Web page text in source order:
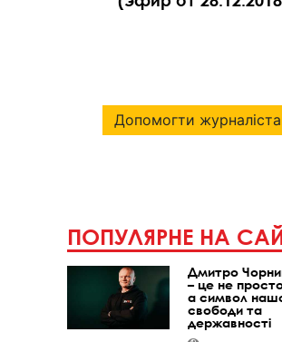
Допомогти
ПОПУЛЯРНЕ НА
Дмитро
– це не
а символ
свободи та
державності